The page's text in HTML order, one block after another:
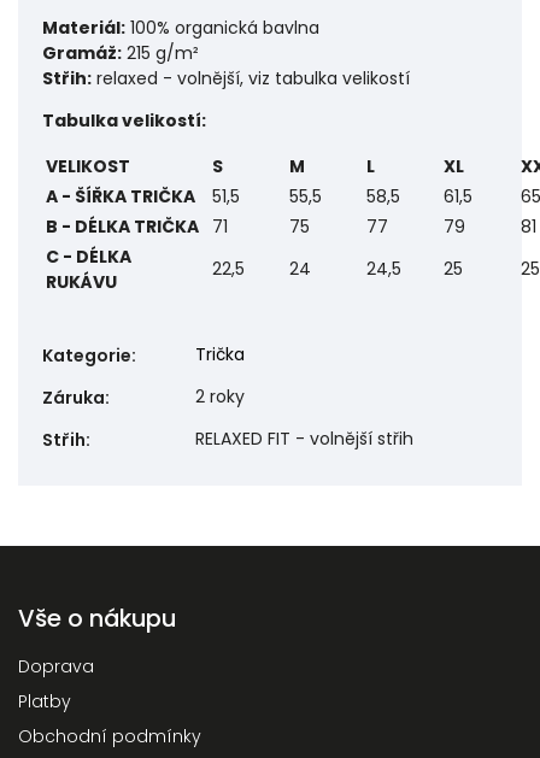
Materiál: 100% organická bavlna
Gramáž: 215 g/m²
Střih: relaxed - volnější, viz tabulka velikostí
Tabulka velikostí:
VELIKOST
S M L XL
A - ŠÍŘKA TRIČKA
51,5 55,5 58,5 61,5
B - DÉLKA TRIČKA 71 75 77 79
81
C - DÉLKA
RUKÁVU
22,5 24 24,5 25
Kategorie:
Trička
Záruka:
2 roky
Střih: RELAXED FIT - volnější střih
Vše o nákupu
Doprava
Platby
Obchodní podmínky